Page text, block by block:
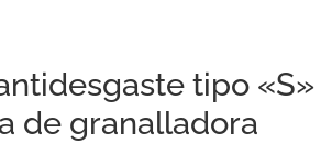
tipo «S»
de granalladora